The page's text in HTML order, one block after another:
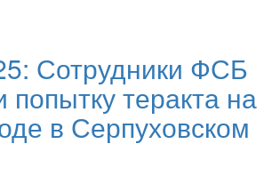
Сотрудники ФСБ
попытку теракта на
в Серпуховском